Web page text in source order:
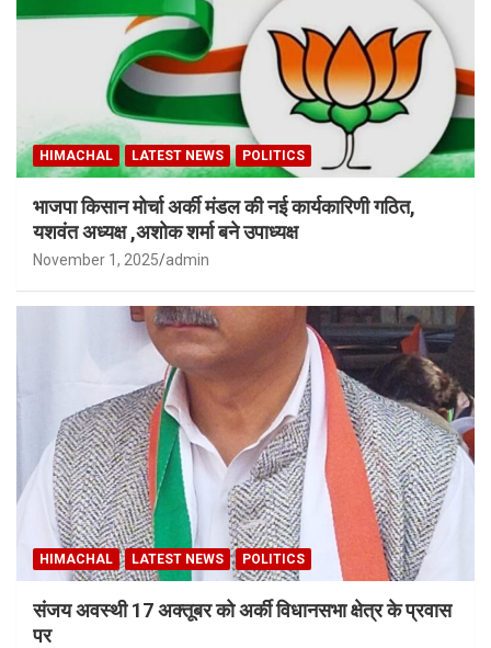
HIMACHAL LATEST NEWS POLITICS
भाजपा किसान मोर्चा अर्की मंडल की नई कार्यकारिणी गठित,
यशवंत अध्यक्ष ,अशोक शर्मा बने उपाध्यक्ष
November 1, 2025 admin
HIMACHAL LATEST NEWS POLITICS
संजय अवस्थी 17 अक्तूबर को अर्की विधानसभा क्षेत्र के प्रवास
पर